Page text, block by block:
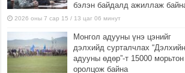
бэлэн байдалд ажиллаж
2026 оны 7 сар 15 / 13 цаг 06 минут
Монгол адууны үнэ цэнийг
дэлхийд сурталчлах “Дэлхийн
адууны өдөр”-т 15000 морьтон
оролцож байна